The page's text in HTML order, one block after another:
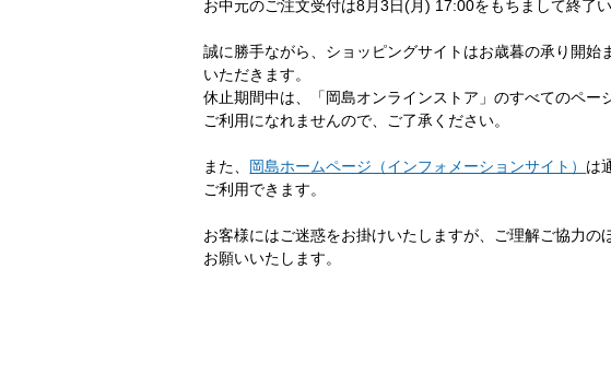
お中元のご注文受付は8月3日(月) 17:00をもちまして終了い
誠に勝手ながら、ショッピングサイトはお歳暮の承り開始
いただきます。
休止期間中は、「岡島オンラインストア」のすべてのペー
ご利用になれませんので、ご了承ください。
また、 岡島ホームページ（インフォメーションサイト） は
ご利用できます。
お客様にはご迷惑をお掛けいたしますが、ご理解ご協力の
お願いいたします。